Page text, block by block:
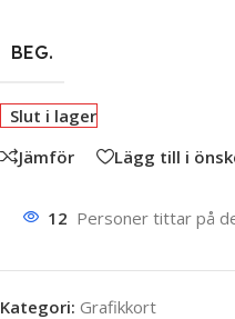
BEG.
Slut i lager
Jämför
Lägg till i
12 Personer tittar på
Kategori: Grafikkort